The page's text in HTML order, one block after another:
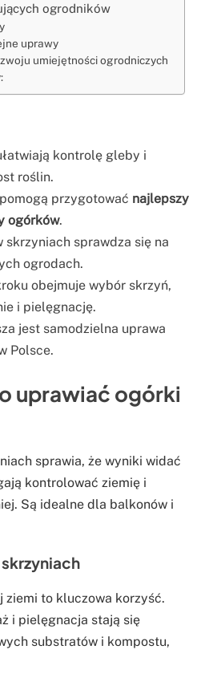
ogrodników
uprawy
umiejętności ogrodniczych
kontrolę gleby i
roślin.
pomogą przygotować najlepszy
ogórków.
skrzyniach sprawdza się na
ogrodach.
obejmuje wybór skrzyń,
i pielęgnację.
jest samodzielna uprawa
Polsce.
uprawiać ogórki
sprawia, że wyniki widać
kontrolować ziemię i
Są idealne dla balkonów i
ziemi to kluczowa korzyść.
i pielęgnacja stają się
substratów i kompostu,